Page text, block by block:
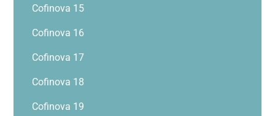
Cofinova 15
Cofinova 16
Cofinova 17
Cofinova 18
Cofinova 19